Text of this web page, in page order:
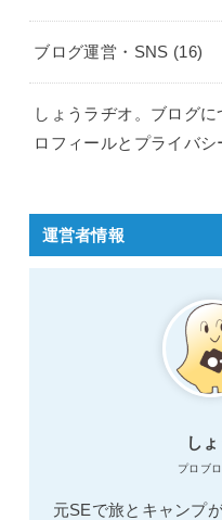
ブログ運営・SNS (16)
しょうラヂオ。ブログ
ロフィールとプライバシ
運営者情報
しょ
プロブ
元SEで旅とキャンプ